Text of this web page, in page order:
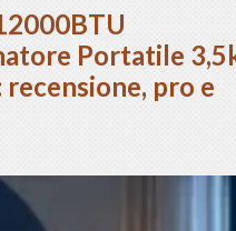
Portatile
recensione, pro e